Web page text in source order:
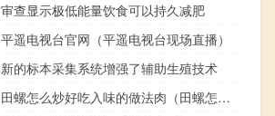
审查显示极低能量饮食可以持久减肥
平遥电视台官网（平遥电视台现场直播）
新的标本采集系统增强了辅助生殖技术
田螺怎么炒好吃入味的做法肉（田螺怎么炒好吃入味）